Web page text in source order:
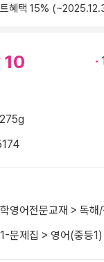
혜택 15%
10
275g
영어전문교재 > 독해
문제집 > 영어(중등1)